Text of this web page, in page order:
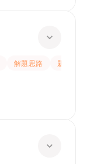
解題思路
題目講解